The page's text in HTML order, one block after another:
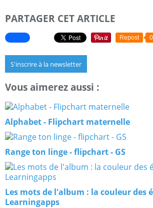
PARTAGER CET ARTICLE
Repost 0
S'inscrire à la newsletter
Vous aimerez aussi :
Alphabet - Flipchart maternelle
Range ton linge - flipchart - GS
Les mots de l'album : la couleur des
Learningapps